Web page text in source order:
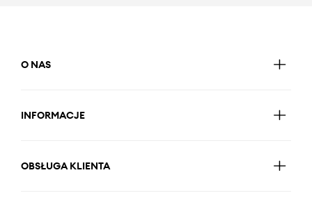
O NAS
INFORMACJE
OBSŁUGA KLIENTA